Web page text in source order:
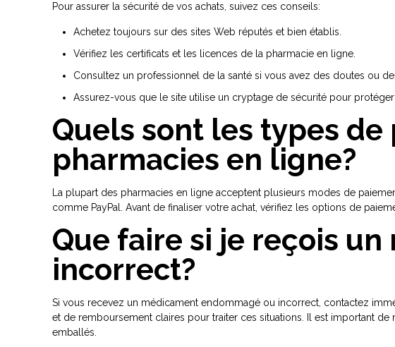
Pour assurer la sécurité de vos achats, suivez ces conseils:
Achetez toujours sur des sites Web réputés et bien établis.
Vérifiez les certificats et les licences de la pharmacie en ligne.
Consultez un professionnel de la santé si vous avez des doutes ou
Assurez-vous que le site utilise un cryptage de sécurité pour
Quels sont les types
pharmacies en ligne?
La plupart des pharmacies en ligne acceptent plusieurs modes de
comme PayPal. Avant de finaliser votre achat, vérifiez les options de
Que faire si je reçois
incorrect?
Si vous recevez un médicament endommagé ou incorrect, contactez
et de remboursement claires pour traiter ces situations. Il est important
emballés.